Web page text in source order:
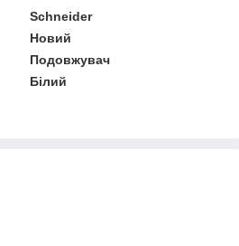
Schneider
Новий
Подовжувач
Білий